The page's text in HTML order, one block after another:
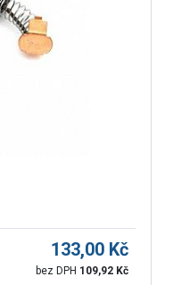
133,00 Kč
bez DPH 109,92 Kč